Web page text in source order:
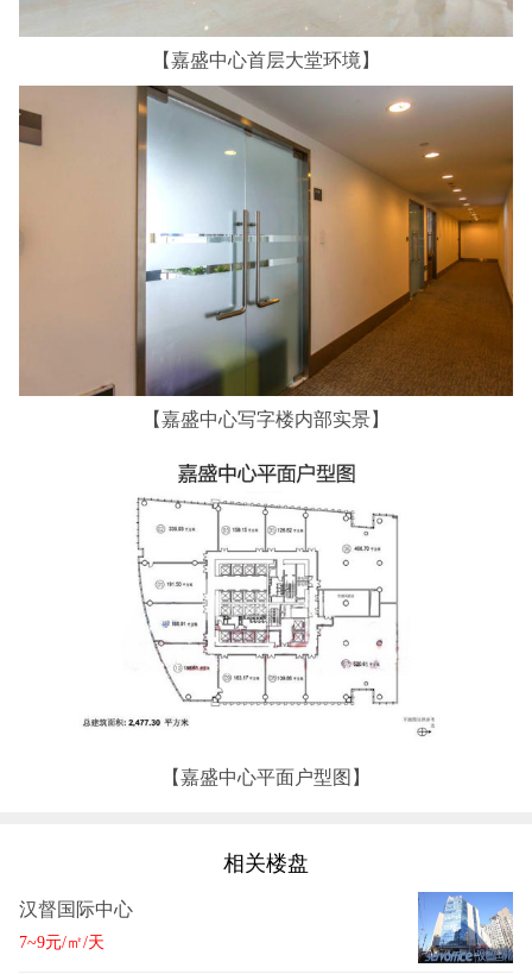
【嘉盛中心首层大堂环境】
【嘉盛中心写字楼内部实景】
【嘉盛中心平面户型图】
相关楼盘
汉督国际中心
7~9元/㎡/天